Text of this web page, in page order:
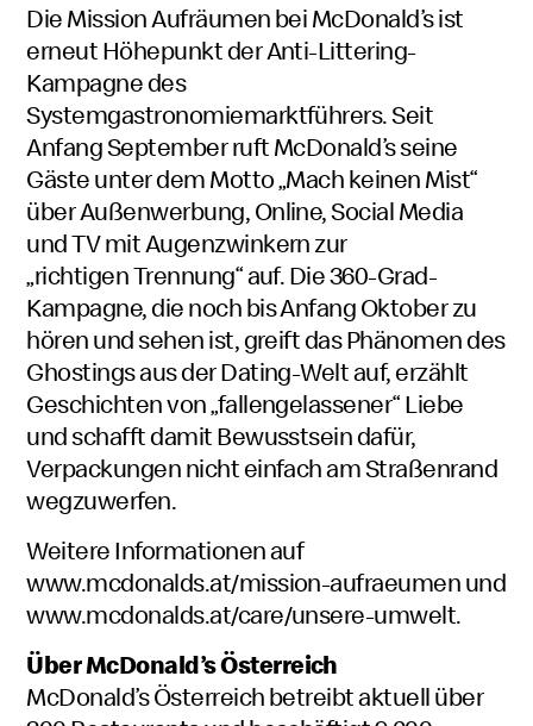
Die Mission Aufräumen bei McDonald’s ist
erneut Höhepunkt der Anti-Littering-
Kampagne des
Systemgastronomiemarktführers. Seit
Anfang September ruft McDonald’s seine
Gäste unter dem Motto „Mach keinen Mist“
über Außenwerbung, Online, Social Media
und TV mit Augenzwinkern zur
„richtigen Trennung“ auf. Die 360-Grad-
Kampagne, die noch bis Anfang Oktober zu
hören und sehen ist, greift das Phänomen des
Ghostings aus der Dating-Welt auf, erzählt
Geschichten von „fallengelassener“ Liebe
und schafft damit Bewusstsein dafür,
Verpackungen nicht einfach am Straßenrand
wegzuwerfen.
Weitere Informationen auf
www.mcdonalds.at/mission-aufraeumenund
www.mcdonalds.at/care/unsere-umwelt.
ÜberMcDonald’sÖsterreich
McDonald’s Österreich betreibt aktuell über